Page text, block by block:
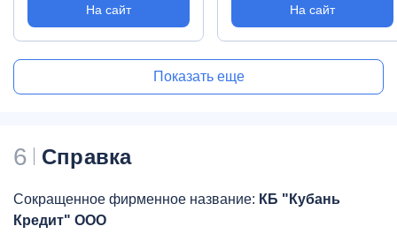
На сайт На сайт
Показать еще
6 Справка
Сокращенное фирменное название: КБ "Кубань
Кредит" ООО